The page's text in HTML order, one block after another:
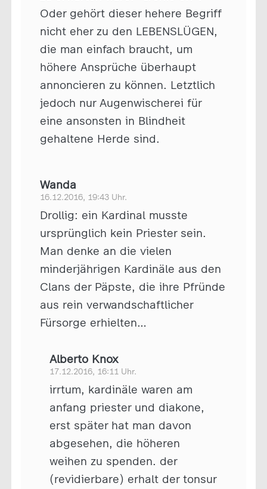
Oder gehört dieser hehere Begriff
nicht eher zu den LEBENSLÜGEN,
die man einfach braucht, um
höhere Ansprüche überhaupt
annoncieren zu können. Letztlich
jedoch nur Augenwischerei für
eine ansonsten in Blindheit
gehaltene Herde sind.
Wanda
16.12.2016, 19:43 Uhr.
Drollig: ein Kardinal musste
ursprünglich kein Priester sein.
Man denke an die vielen
minderjährigen Kardinäle aus den
Clans der Päpste, die ihre Pfründe
aus rein verwandschaftlicher
Fürsorge erhielten…
Alberto Knox
17.12.2016, 16:11 Uhr.
irrtum, kardinäle waren am
anfang priester und diakone,
erst später hat man davon
abgesehen, die höheren
weihen zu spenden. der
(revidierbare) erhalt der tonsur